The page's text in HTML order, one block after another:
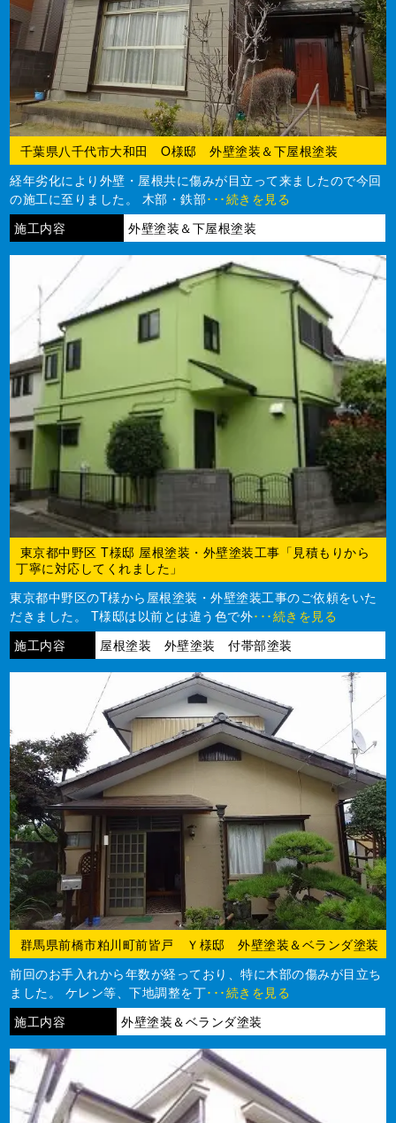
千葉県八千代市大和田 O様邸 外壁塗装＆下屋根塗装
経年劣化により外壁・屋根共に傷みが目立って来ましたので今回
の施工に至りました。 木部・鉄部･･･続きを見る
施工内容
外壁塗装＆下屋根塗装
東京都中野区 T様邸 屋根塗装・外壁塗装工事「見積もりから
丁寧に対応してくれました」
東京都中野区のT様から屋根塗装・外壁塗装工事のご依頼をいた
だきました。 T様邸は以前とは違う色で外･･･続きを見る
施工内容
屋根塗装 外壁塗装 付帯部塗装
群馬県前橋市粕川町前皆戸 Ｙ様邸 外壁塗装＆ベランダ塗装
前回のお手入れから年数が経っており、特に木部の傷みが目立ち
ました。 ケレン等、下地調整を丁･･･続きを見る
施工内容
外壁塗装＆ベランダ塗装